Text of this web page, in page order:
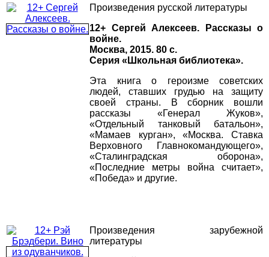
Произведения русской литературы
12+ Сергей Алексеев. Рассказы о
войне.
Москва, 2015. 80 с.
Серия «Школьная библиотека».
Эта книга о героизме советских
людей, ставших грудью на защиту
своей страны. В сборник вошли
рассказы «Генерал Жуков»,
«Отдельный танковый батальон»,
«Мамаев курган», «Москва. Ставка
Верховного Главнокомандующего»,
«Сталинградская оборона»,
«Последние метры война считает»,
«Победа» и другие.
Произведения зарубежной
литературы